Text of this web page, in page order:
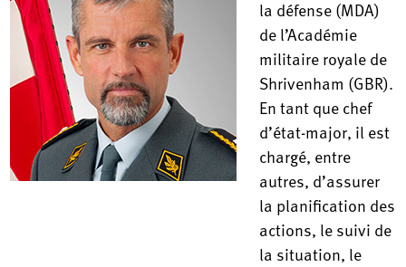
la défense (MDA)
de l’Académie
militaire royale de
Shrivenham (GBR).
En tant que chef
d’état-major, il est
chargé, entre
autres, d’assurer
la planification des
actions, le suivi de
la situation, le